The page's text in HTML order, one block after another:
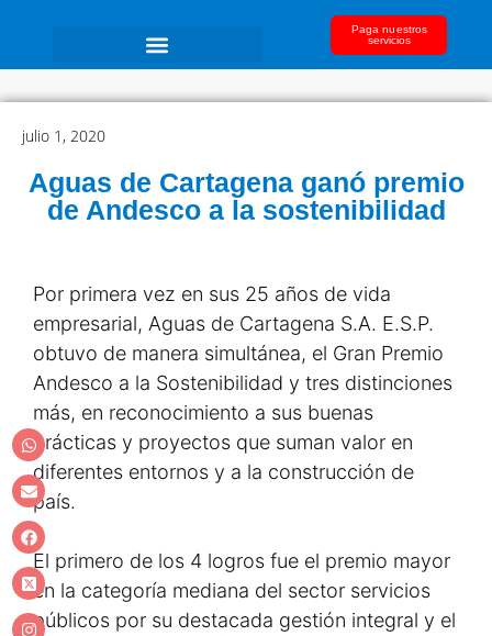
Paga nuestros
servicios
julio 1, 2020
Aguas de Cartagena ganó premio
de Andesco a la sostenibilidad
Por primera vez en sus 25 años de vida
empresarial, Aguas de Cartagena S.A. E.S.P.
obtuvo de manera simultánea, el Gran Premio
Andesco a la Sostenibilidad y tres distinciones
más, en reconocimiento a sus buenas
prácticas y proyectos que suman valor en
diferentes entornos y a la construcción de
país.
El primero de los 4 logros fue el premio mayor
en la categoría mediana del sector servicios
públicos por su destacada gestión integral y el